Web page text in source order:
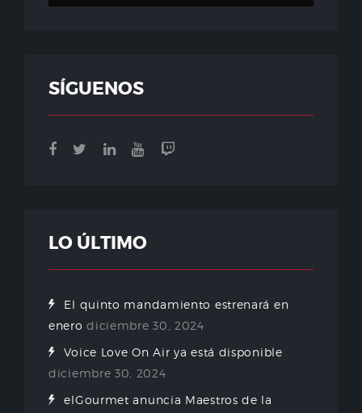
SÍGUENOS
LO ÚLTIMO
El quinto mandamiento estrenará en
enero diciembre 30, 2024
Voice Love On Air ya está disponible
diciembre 30, 2024
elGourmet anuncia Maestros de la